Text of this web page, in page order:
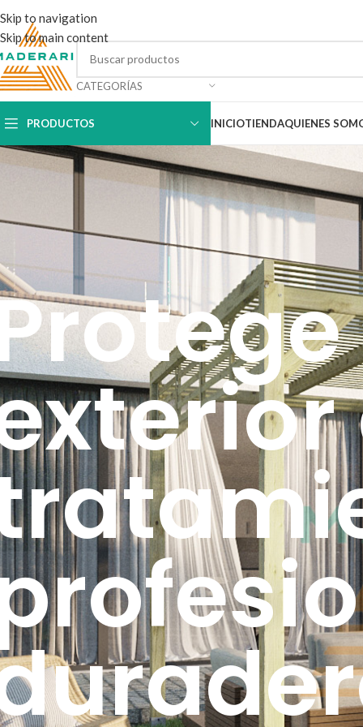
Skip to navigation
Skip to main content
CATEGORÍAS
PRODUCTOS INICIOTIENDAQUIENES